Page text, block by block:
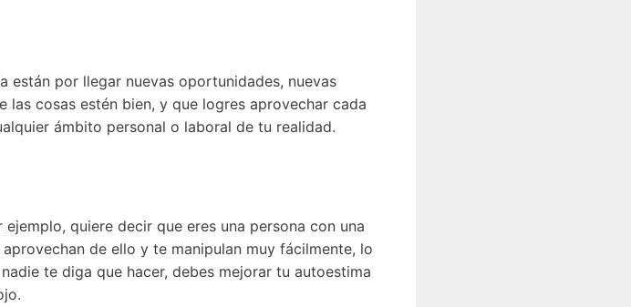
están por llegar nuevas oportunidades, nuevas
cosas estén bien, y que logres aprovechar cada
ámbito personal o laboral de tu realidad.
quiere decir que eres una persona con una
de ello y te manipulan muy fácilmente, lo
te diga que hacer, debes mejorar tu autoestima